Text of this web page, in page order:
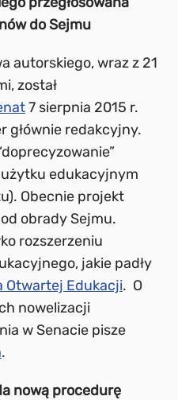
do Sejmu
autorskiego, wraz z 21
został
7 sierpnia 2015 r.
głównie redakcyjny.
edukacyjnym
Obecnie projekt
obrady Sejmu.
rozszerzeniu
jakie padły
Otwartej Edukacji. O
nowelizacji
w Senacie pisze
.
nową procedurę